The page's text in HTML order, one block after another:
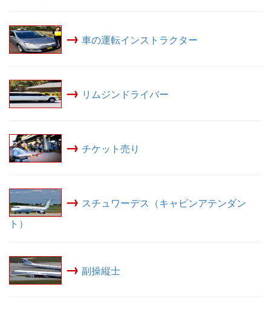
→ 車の運転インストラクター
→ リムジンドライバー
→ チケット売り
→ スチュワーデス（キャビンアテンダン
ト）
→ 副操縦士